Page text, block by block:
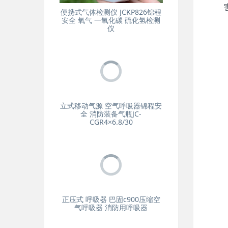
便携式气体检测仪 JCKP826锦程
安全 氧气 一氧化碳 硫化氢检测
仪
立式移动气源 空气呼吸器锦程安
全 消防装备气瓶JC-
CGR4×6.8/30